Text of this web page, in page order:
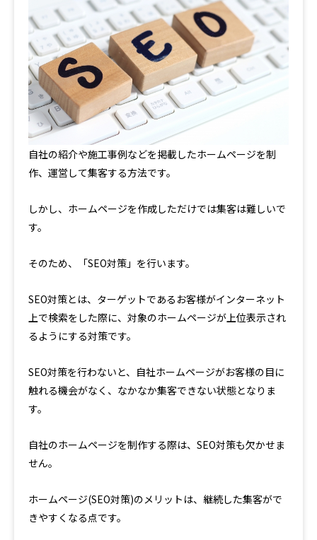
自社の紹介や施工事例などを掲載したホームページを制
作、運営して集客する方法です。
しかし、ホームページを作成しただけでは集客は難しいで
す。
そのため、「SEO対策」を行います。
SEO対策とは、ターゲットであるお客様がインターネット
上で検索をした際に、対象のホームページが上位表示され
るようにする対策です。
SEO対策を行わないと、自社ホームページがお客様の目に
触れる機会がなく、なかなか集客できない状態となりま
す。
自社のホームページを制作する際は、SEO対策も欠かせま
せん。
ホームページ(SEO対策)のメリットは、継続した集客がで
きやすくなる点です。